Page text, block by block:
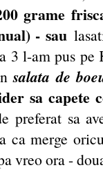
grame
- sau
3 l-am pus
salata de
sa capete
preferat sa
ca merge
vreo ora -